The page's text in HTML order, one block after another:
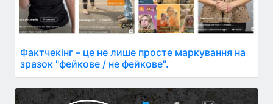
Фактчекінг – це не лише просте маркування на
зразок "фейкове / не фейкове".